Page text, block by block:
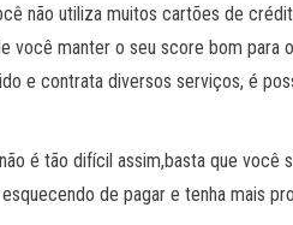
não utiliza muitos cartões de
você manter o seu score bom para
e contrata diversos serviços, é
é tão difícil assim,basta que você
de pagar e tenha mais